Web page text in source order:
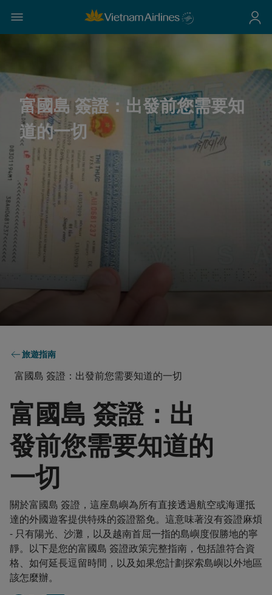
富國島 簽證：出發前您需要知
道的一切
旅遊指南
富國島 簽證：出發前您需要知道的一切
富國島 簽證：出
發前您需要知道的
一切
關於富國島 簽證，這座島嶼為所有直接透過航空或海運抵
達的外國遊客提供特殊的簽證豁免。這意味著沒有簽證麻煩
- 只有陽光、沙灘，以及越南首屈一指的島嶼度假勝地的寧
靜。以下是您的富國島 簽證政策完整指南，包括誰符合資
格、如何延長逗留時間，以及如果您計劃探索島嶼以外地區
該怎麼辦。